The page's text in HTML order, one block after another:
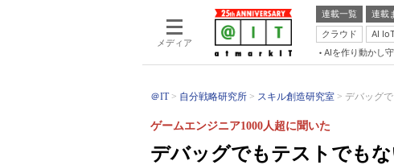
メディア
連載一覧 連載
クラウド
AI
AIを作り動かし
＠IT 自分戦略研究所 スキル創造研究室 デバッグ
デバッグでもテストでも
ゲームエンジニア1000人超に聞いた